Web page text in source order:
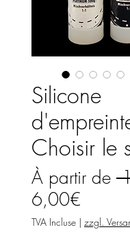
Silicone
Choisir le
À partir de
6,00€
TVA Incluse | zzgl.